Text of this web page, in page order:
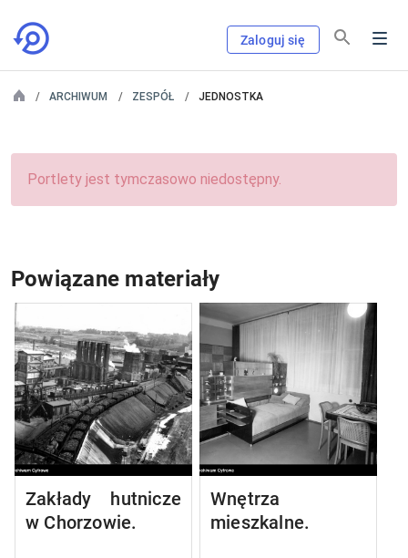
Zaloguj się
ARCHIWUM ZESPÓŁ JEDNOSTKA
Portlety jest tymczasowo niedostępny.
Powiązane materiały
Zakłady hutnicze
w Chorzowie.
Wnętrza
mieszkalne.